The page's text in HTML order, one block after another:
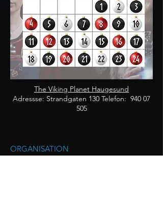
The Viking Planet Haugesund
Adressse: Strandgaten 130 Telefon: 940 07
505
ORGANISATION